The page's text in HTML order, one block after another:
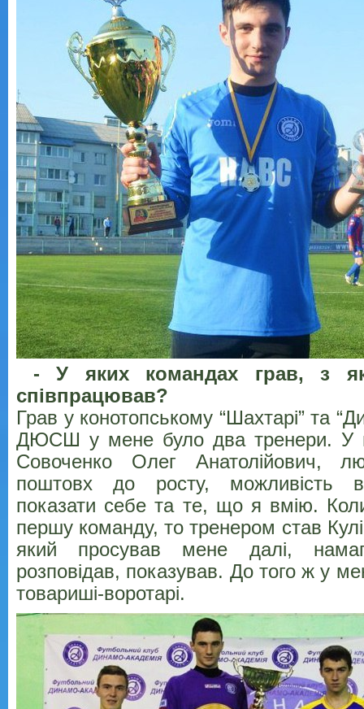
- У яких командах грав, з
співпрацював?
Грав у конотопському “Шахтарі” та
ДЮСШ у мене було два тренери. У
Совоченко Олег Анатолійович,
поштовх до росту, можливість
показати себе та те, що я вмію.
першу команду, то тренером став
який просував мене далі,
розповідав, показував. До того ж у
товариші-воротарі.